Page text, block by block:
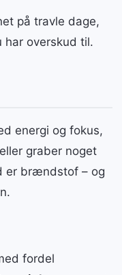
på travle dage,
har overskud til.
energi og fokus,
graber noget
er brændstof – og
fordel